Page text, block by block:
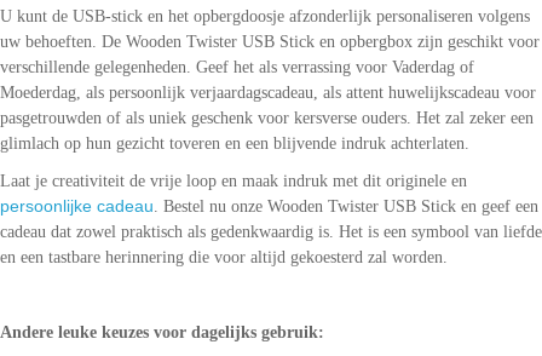
U kunt de USB-stick en het opbergdoosje afzonderlijk personaliseren volgens
uw behoeften. De Wooden Twister USB Stick en opbergbox zijn geschikt voor
verschillende gelegenheden. Geef het als verrassing voor Vaderdag of
Moederdag, als persoonlijk verjaardagscadeau, als attent huwelijkscadeau voor
pasgetrouwden of als uniek geschenk voor kersverse ouders. Het zal zeker een
glimlach op hun gezicht toveren en een blijvende indruk achterlaten.
Laat je creativiteit de vrije loop en maak indruk met dit originele en
persoonlijke cadeau. Bestel nu onze Wooden Twister USB Stick en geef een
cadeau dat zowel praktisch als gedenkwaardig is. Het is een symbool van liefde
en een tastbare herinnering die voor altijd gekoesterd zal worden.
Andere leuke keuzes voor dagelijks gebruik: